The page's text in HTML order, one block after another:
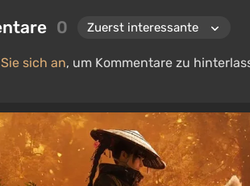
0
sich an, um Kommentare zu